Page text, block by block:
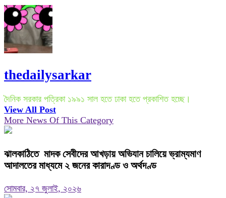
thedailysarkar
দৈনিক সরকার পত্রিকা ১৯৯১ সাল হতে ঢাকা হতে প্রকাশিত হচ্ছে।
View All Post
More News Of This Category
ঝালকাঠিতে মাদক সেবীদের আখড়ায় অভিযান চালিয়ে ভ্রাম্যমাণ
আদালতের মাধ্যমে ২ জনের কারাদণ্ড ও অর্থদণ্ড
সোমবার, ২৭ জুলাই, ২০২৬